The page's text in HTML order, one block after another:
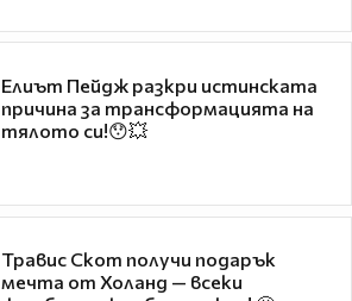
Елиът Пейдж разкри истинската
причина за трансформацията на
тялото си!😯💥
Травис Скот получи подарък
мечта от Холанд — всеки